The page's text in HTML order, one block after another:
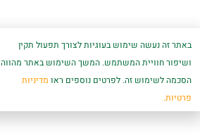
מוצרים קשורים
באתר זה נעשה שימוש בעוגיות לצורך תפעול תקין
ושיפור חוויית המשתמש. המשך השימוש באתר מהווה
הסכמה לשימוש זה. לפרטים נוספים ראו מדיניות
פרטיות.